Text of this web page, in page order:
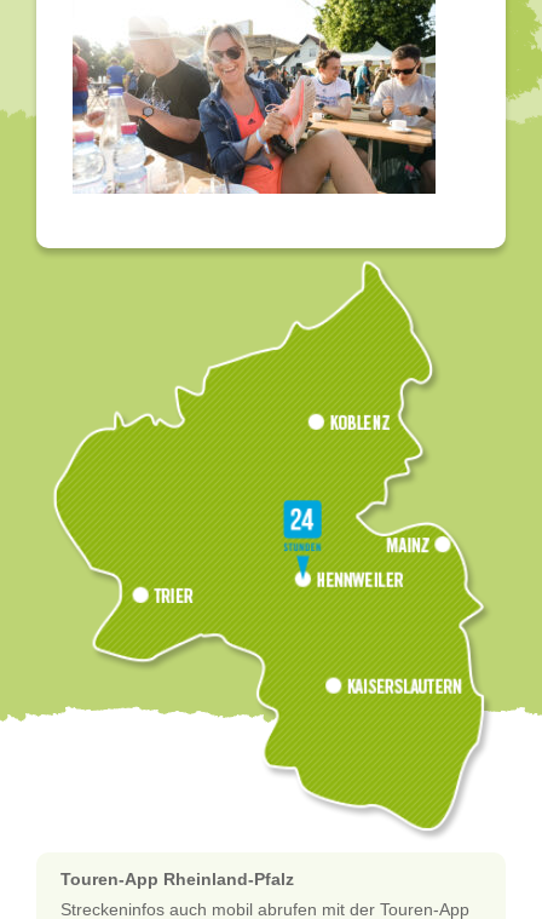
Touren-App Rheinland-Pfalz
Streckeninfos auch mobil abrufen mit der Touren-App